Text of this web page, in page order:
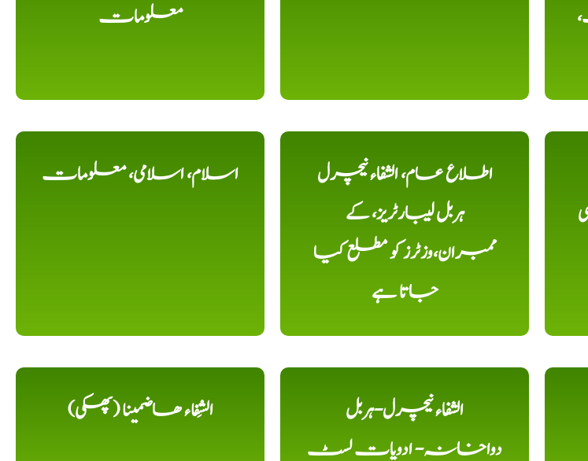
معلومات
اسلام، اسلامی، معلومات
اطلاع عام، الشفاء نیچرل
ہربل لیبارٹریز، کے
ممبران،وزٹرز کو مطلع کیا
جاتا ہے
الشِفاء ھاضمینا (پھکی)
الشفاء نیچرل-ہربل
دواخانہ- ادویات لسٹ